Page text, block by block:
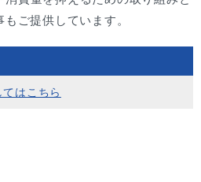
ご提供しています。
はこちら